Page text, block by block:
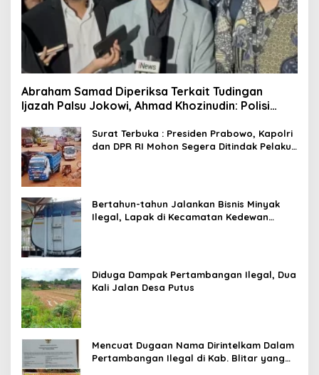
Abraham Samad Diperiksa Terkait Tudingan
Ijazah Palsu Jokowi, Ahmad Khozinudin: Polisi
Surat Terbuka : Presiden Prabowo, Kapolri
dan DPR RI Mohon Segera Ditindak Pelaku
Bertahun-tahun Jalankan Bisnis Minyak
Ilegal, Lapak di Kecamatan Kedewan
Diduga Dampak Pertambangan Ilegal, Dua
Kali Jalan Desa Putus
Mencuat Dugaan Nama Dirintelkam Dalam
Pertambangan Ilegal di Kab. Blitar yang